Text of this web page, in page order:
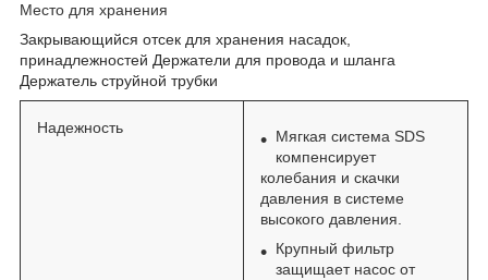
Место для хранения
Закрывающийся отсек для хранения насадок,
принадлежностей Держатели для провода и шланга
Держатель струйной трубки
Надежность
Мягкая система SDS
компенсирует
колебания и скачки
давления в системе
высокого давления.
Крупный фильтр
защищает насос от